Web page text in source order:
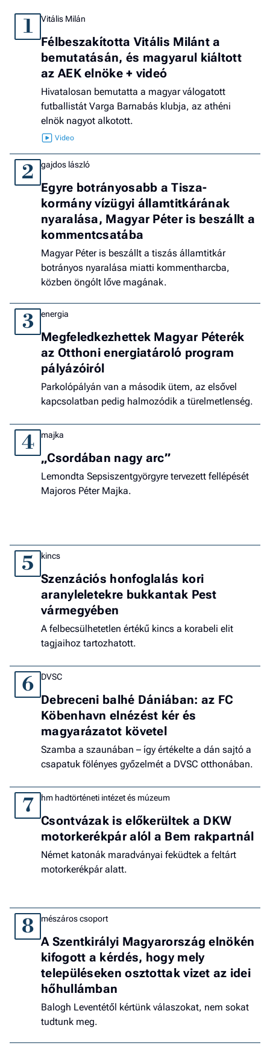
1 Vitális Milán
Félbeszakította Vitális Milánt a
bemutatásán, és magyarul kiáltott
az AEK elnöke + videó
Hivatalosan bemutatta a magyar válogatott
futballistát Varga Barnabás klubja, az athéni
elnök nagyot alkotott.
2 gajdos lászló
Egyre botrányosabb a Tisza-
kormány vízügyi államtitkárának
nyaralása, Magyar Péter is beszállt a
kommentcsatába
Magyar Péter is beszállt a tiszás államtitkár
botrányos nyaralása miatti kommentharcba,
közben öngólt lőve magának.
3 energia
Megfeledkezhettek Magyar Péterék
az Otthoni energiatároló program
pályázóiról
Parkolópályán van a második ütem, az elsővel
kapcsolatban pedig halmozódik a türelmetlenség.
4 majka
„Csordában nagy arc”
Lemondta Sepsiszentgyörgyre tervezett fellépését
Majoros Péter Majka.
5 kincs
Szenzációs honfoglalás kori
aranyleletekre bukkantak Pest
vármegyében
A felbecsülhetetlen értékű kincs a korabeli elit
tagjaihoz tartozhatott.
6 DVSC
Debreceni balhé Dániában: az FC
Köbenhavn elnézést kér és
magyarázatot követel
Szamba a szaunában – így értékelte a dán sajtó a
csapatuk fölényes győzelmét a DVSC otthonában.
7 hm hadtörténeti intézet és múzeum
Csontvázak is előkerültek a DKW
motorkerékpár alól a Bem rakpartnál
Német katonák maradványai feküdtek a feltárt
motorkerékpár alatt.
8 mészáros csoport
A Szentkirályi Magyarország elnökén
kifogott a kérdés, hogy mely
településeken osztottak vizet az idei
hőhullámban
Balogh Leventétől kértünk válaszokat, nem sokat
tudtunk meg.